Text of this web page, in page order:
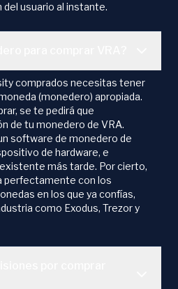
del usuario al instante.
comprados necesitas tener
(monedero) apropiada.
se te pedirá que
de tu monedero de VRA.
software de monedero de
de hardware, e
más tarde. Por cierto,
perfectamente con los
en los que ya confías,
como Exodus, Trezor y